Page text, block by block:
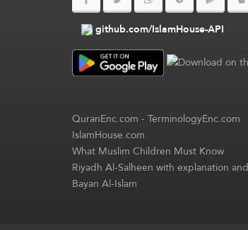
github.com/IslamHouse-API
QuranEnc.com-TerminologyEnc.com
IslamHouse.com
What Muslim Children Must Know
Riyadh Al-Salheen with explanation
Bayan Al-Islam